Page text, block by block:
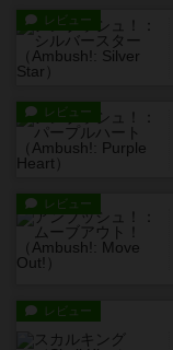
レビュー
レビュー
レビュー
レビュー